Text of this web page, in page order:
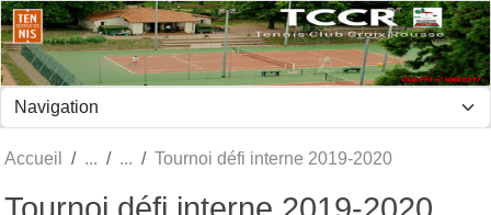
Accueil Tournoi défi interne 2019-2020
Tournoi défi interne 2019-2020
Panneau de gestion des cookies